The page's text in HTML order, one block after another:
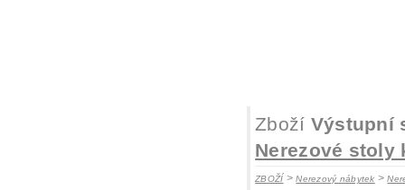
Zboží Výstupní
Nerezové stoly
ZBOŽÍ >Nerezový nábytek >